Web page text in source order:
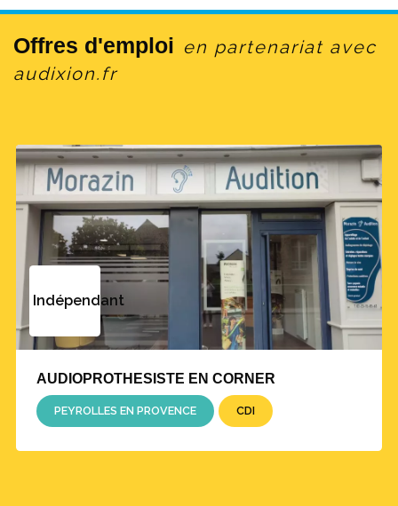
Offres d'emploi en partenariat avec
audixion.fr
Indépendant
AUDIOPROTHESISTE EN CORNER
PEYROLLES EN PROVENCE CDI